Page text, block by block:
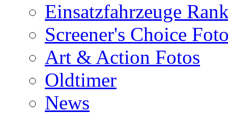
Einsatzfahrzeuge
Screener's Choice
Art & Action Fotos
Oldtimer
News